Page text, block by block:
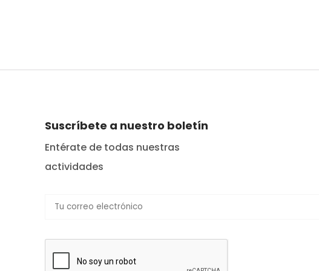
Suscríbete a nuestro boletín
Entérate de todas nuestras
actividades